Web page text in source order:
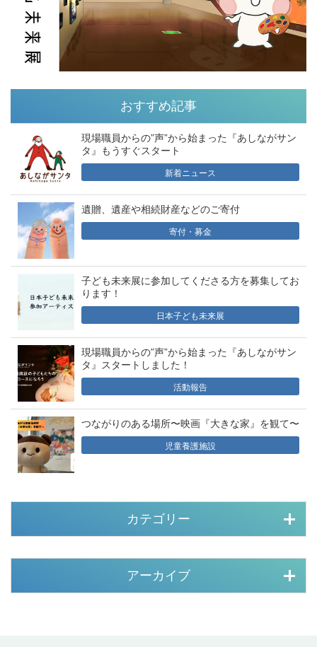
おすすめ記事
現場職員からの”声”から始まった『あしながサン
タ』もうすぐスタート
新着ニュース
遺贈、遺産や相続財産などのご寄付
寄付・募金
子ども未来展に参加してくださる方を募集してお
ります！
日本子ども未来展
現場職員からの”声”から始まった『あしながサン
タ』スタートしました！
活動報告
つながりのある場所〜映画『大きな家』を観て〜
児童養護施設
カテゴリー
アーカイブ